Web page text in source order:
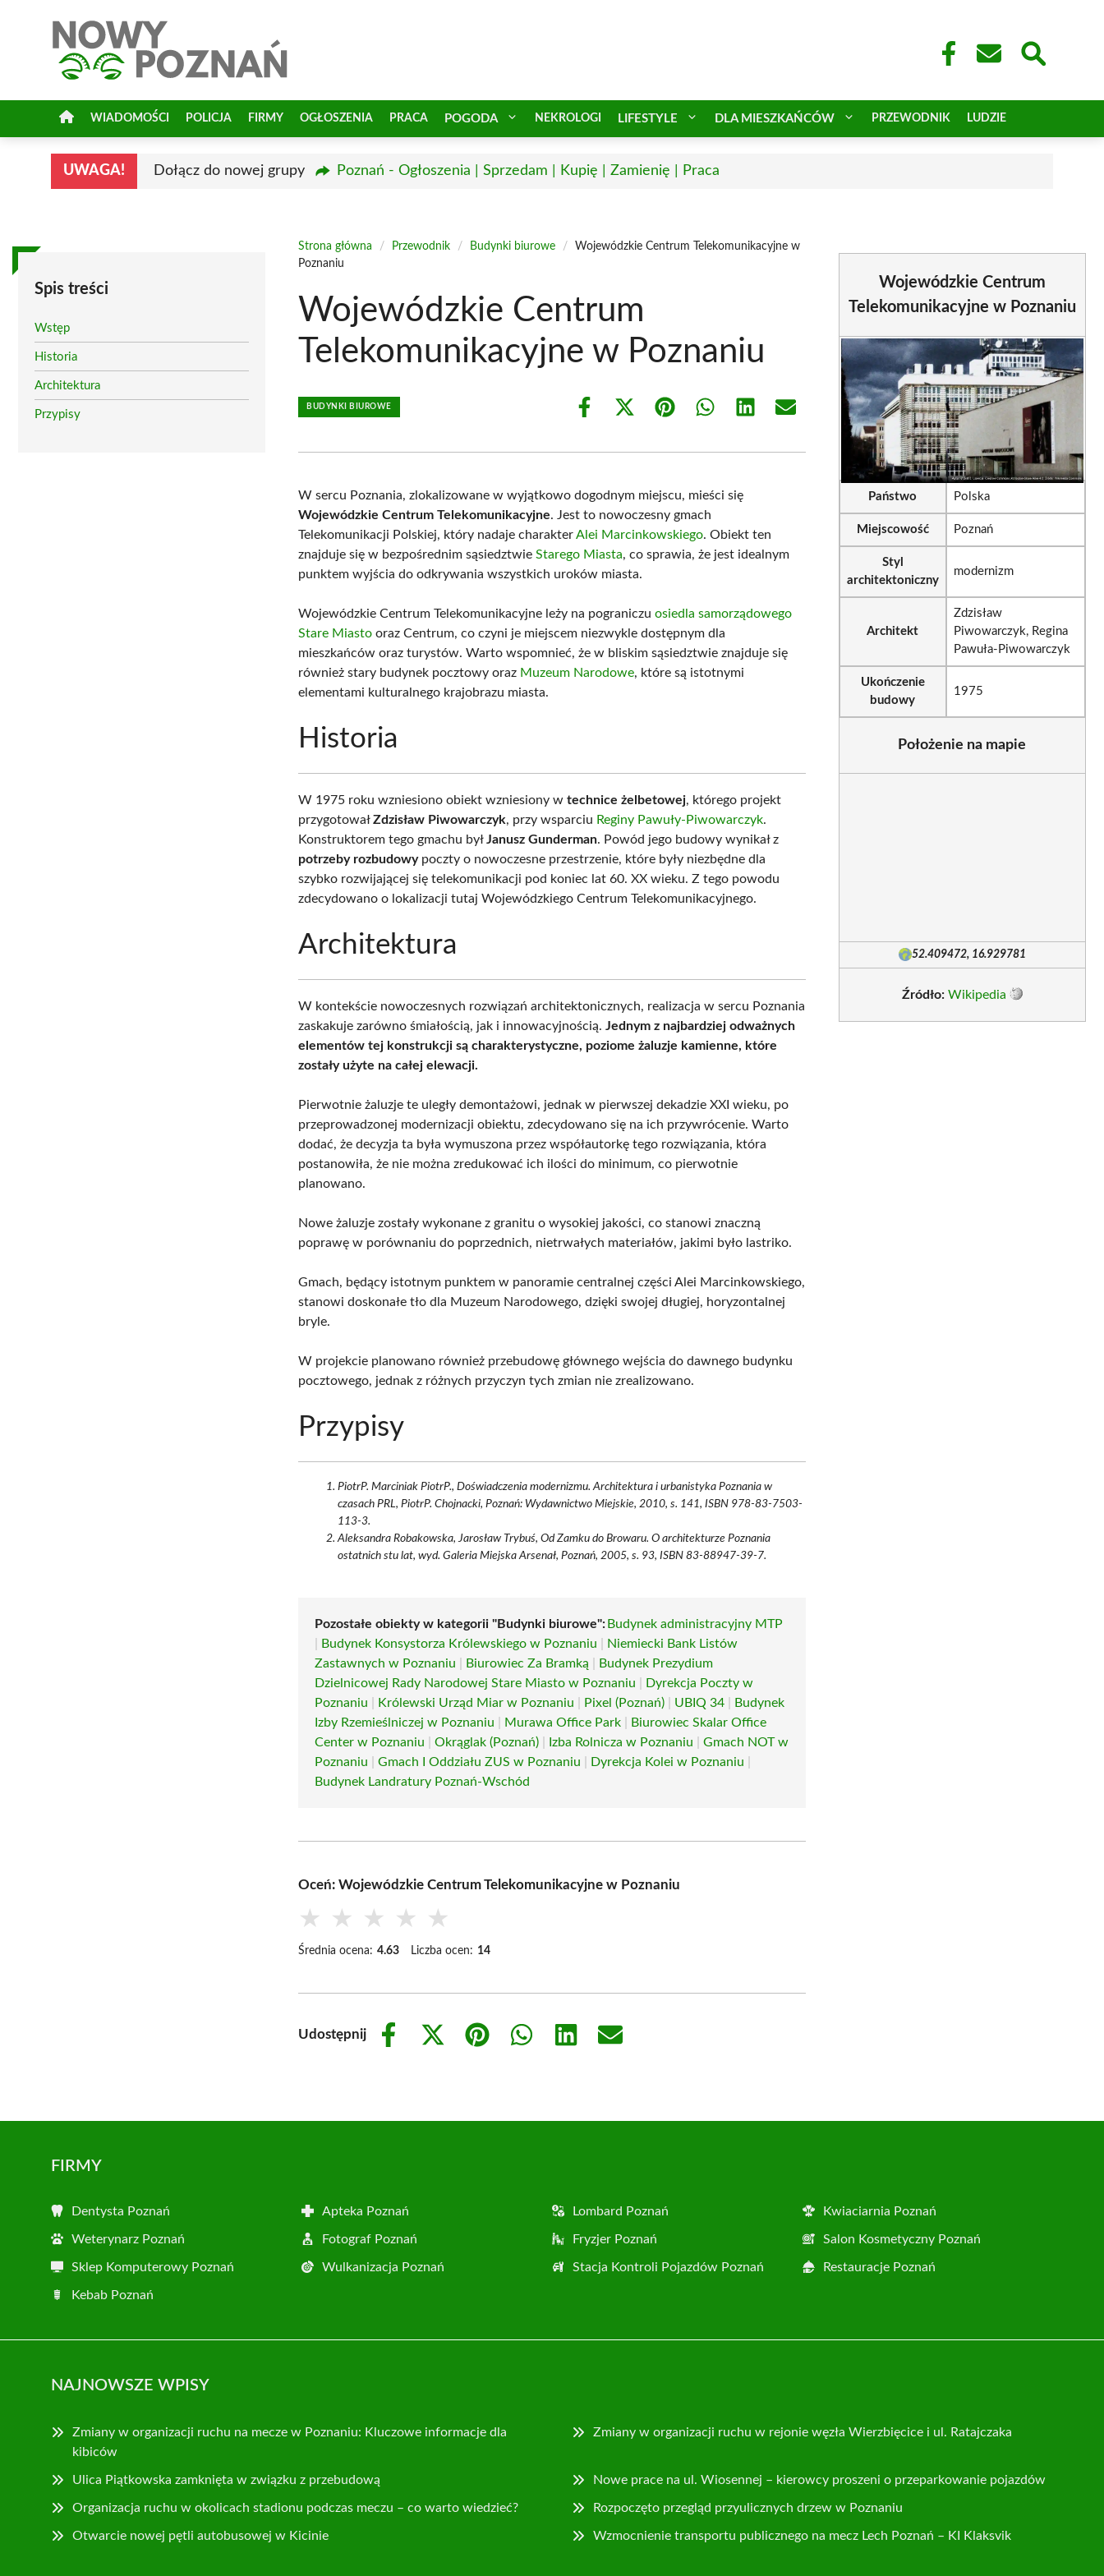
WIADOMOŚCI POLICJA FIRMY OGŁOSZENIA PRACA POGODA NEKROLOGI LIFESTYLE DLA MIESZKAŃCÓW PRZEWODNIK LUDZIE
UWAGA! Dołącz do nowej grupy Poznań - Ogłoszenia | Sprzedam | Kupię | Zamienię | Praca
Spis treści
Wstęp
Historia
Architektura
Przypisy
Strona główna / Przewodnik / Budynki biurowe /
Wojewódzkie Centrum Telekomunikacyjne w
Poznaniu
Wojewódzkie Centrum
Telekomunikacyjne w Poznaniu
BUDYNKI BIUROWE
Share
Share
(Twitter)
Share Share Share Share
W sercu Poznania, zlokalizowane w wyjątkowo dogodnym miejscu, mieści się
Wojewódzkie Centrum Telekomunikacyjne. Jest to nowoczesny gmach
Telekomunikacji Polskiej, który nadaje charakterAlei Marcinkowskiego. Obiekt ten
znajduje się w bezpośrednim sąsiedztwieStarego Miasta, co sprawia, że jest idealnym
punktem wyjścia do odkrywania wszystkich uroków miasta.
Wojewódzkie Centrum Telekomunikacyjne leży na pograniczuosiedla samorządowego
Stare Miasto oraz Centrum, co czyni je miejscem niezwykle dostępnym dla
mieszkańców oraz turystów. Warto wspomnieć, że w bliskim sąsiedztwie znajduje się
również stary budynek pocztowy oraz Muzeum Narodowe, które są istotnymi
elementami kulturalnego krajobrazu miasta.
Historia
W 1975 roku wzniesiono obiekt wzniesiony wtechnice żelbetowej, którego projekt
przygotowałZdzisław Piwowarczyk, przy wsparciu Reginy Pawuły-Piwowarczyk.
Konstruktorem tego gmachu byłJanusz Gunderman. Powód jego budowy wynikał z
potrzeby rozbudowypoczty o nowoczesne przestrzenie, które były niezbędne dla
szybko rozwijającej się telekomunikacji pod koniec lat 60. XX wieku. Z tego powodu
zdecydowano o lokalizacji tutaj Wojewódzkiego Centrum Telekomunikacyjnego.
Architektura
W kontekście nowoczesnych rozwiązań architektonicznych, realizacja w sercu Poznania
zaskakuje zarówno śmiałością, jak i innowacyjnością.Jednym z najbardziej odważnych
elementów tej konstrukcji są charakterystyczne, poziome żaluzje kamienne, które
zostały użyte na całej elewacji.
Pierwotnie żaluzje te uległy demontażowi, jednak w pierwszej dekadzie XXI wieku, po
przeprowadzonej modernizacji obiektu, zdecydowano się na ich przywrócenie. Warto
dodać, że decyzja ta była wymuszona przez współautorkę tego rozwiązania, która
postanowiła, że nie można zredukować ich ilości do minimum, co pierwotnie
planowano.
Nowe żaluzje zostały wykonane z granitu o wysokiej jakości, co stanowi znaczną
poprawę w porównaniu do poprzednich, nietrwałych materiałów, jakimi było lastriko.
Gmach, będący istotnym punktem w panoramie centralnej części Alei Marcinkowskiego,
stanowi doskonałe tło dla Muzeum Narodowego, dzięki swojej długiej, horyzontalnej
bryle.
W projekcie planowano również przebudowę głównego wejścia do dawnego budynku
pocztowego, jednak z różnych przyczyn tych zmian nie zrealizowano.
Przypisy
PiotrP. Marciniak PiotrP., Doświadczenia modernizmu. Architektura i urbanistyka Poznania w
czasach PRL, PiotrP. Chojnacki, Poznań: Wydawnictwo Miejskie, 2010, s. 141, ISBN 978-83-7503-
113-3.
Aleksandra Robakowska, Jarosław Trybuś, Od Zamku do Browaru. O architekturze Poznania
ostatnich stu lat, wyd. Galeria Miejska Arsenał, Poznań, 2005, s. 93, ISBN 83-88947-39-7.
Pozostałe obiekty w kategorii "Budynki biurowe":Budynek administracyjny MTP
Budynek Konsystorza Królewskiego w Poznaniu
Niemiecki Bank Listów
Zastawnych w Poznaniu
Biurowiec Za Bramką
Budynek Prezydium
Dzielnicowej Rady Narodowej Stare Miasto w Poznaniu
Dyrekcja Poczty w
Poznaniu
Królewski Urząd Miar w Poznaniu Pixel (Poznań) UBIQ 34
Budynek
Izby Rzemieślniczej w Poznaniu
Murawa Office Park
Biurowiec Skalar Office
Center w Poznaniu |Okrąglak (Poznań) Izba Rolnicza w Poznaniu |Gmach NOT w
Poznaniu |Gmach I Oddziału ZUS w Poznaniu Dyrekcja Kolei w Poznaniu
Budynek Landratury Poznań-Wschód
Oceń: Wojewódzkie Centrum Telekomunikacyjne w Poznaniu
★ ★ ★ ★ ★
Średnia ocena: 4.63 Liczba ocen: 14
Udostępnij
Share
Share
Share
Share
Share
Share
Wojewódzkie Centrum
Telekomunikacyjne w Poznaniu
Państwo Polska
Miejscowość Poznań
Styl
architektoniczny
modernizm
Architekt
Zdzisław
Piwowarczyk, Regina
Pawuła-Piwowarczyk
Ukończenie
budowy
1975
Położenie na mapie
52.409472, 16.929781
Źródło: Wikipedia
FIRMY
Dentysta Poznań Apteka Poznań Lombard Poznań Kwiaciarnia Poznań
Weterynarz Poznań Fotograf Poznań Fryzjer Poznań Salon Kosmetyczny Poznań
Sklep Komputerowy Poznań Wulkanizacja Poznań Stacja Kontroli Pojazdów Poznań Restauracje Poznań
Kebab Poznań
NAJNOWSZE WPISY
Zmiany w organizacji ruchu na mecze w Poznaniu: Kluczowe informacje dla
kibiców
Zmiany w organizacji ruchu w rejonie węzła Wierzbięcice i ul. Ratajczaka
Ulica Piątkowska zamknięta w związku z przebudową Nowe prace na ul. Wiosennej – kierowcy proszeni o przeparkowanie pojazdów
Organizacja ruchu w okolicach stadionu podczas meczu – co warto wiedzieć? Rozpoczęto przegląd przyulicznych drzew w Poznaniu
Otwarcie nowej pętli autobusowej w Kicinie Wzmocnienie transportu publicznego na mecz Lech Poznań – KI Klaksvik